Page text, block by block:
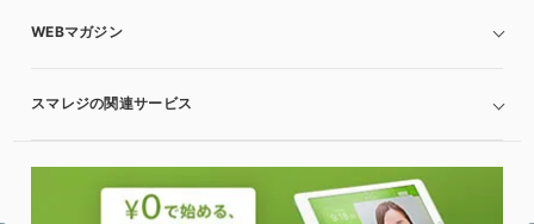
WEBマガジン
スマレジの関連サービス